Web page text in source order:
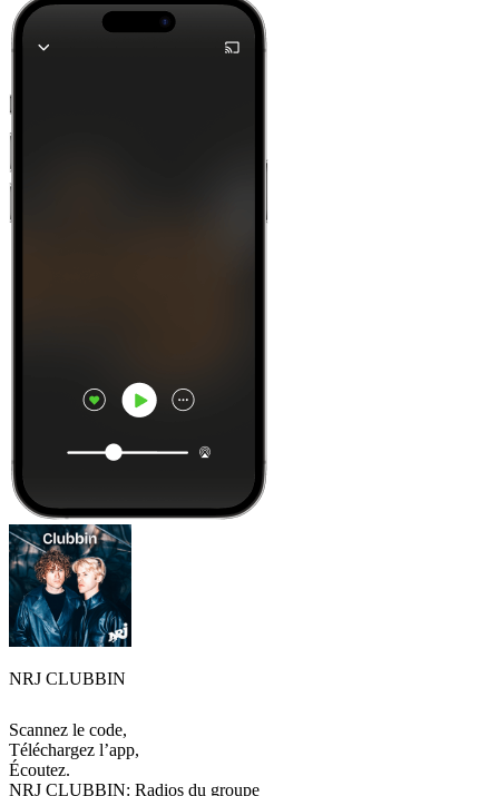
NRJ CLUBBIN
Scannez le code,
Téléchargez l’app,
Écoutez.
NRJ CLUBBIN: Radios du groupe